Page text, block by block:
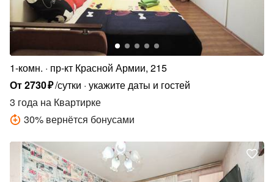
1-комн.
пр-кт Красной Армии, 215
От2730₽/сутки укажите даты и гостей
3 года на Квартирке
30% вернётся бонусами